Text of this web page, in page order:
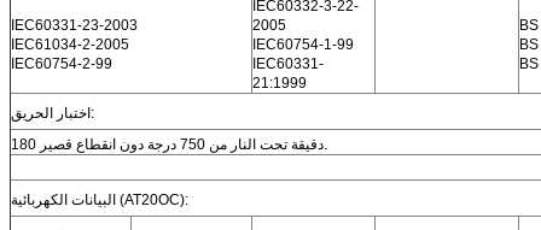
IEC60331-23-2003
IEC61034-2-2005
IEC60754-2-99
IEC60332-3-22-
2005
IEC60754-1-99
IEC60331-
21:1999
اختبار الحريق:
180 دقيقة تحت النار من 750 درجة دون انقطاع قصير.
البيانات الكهربائية (AT20OC):